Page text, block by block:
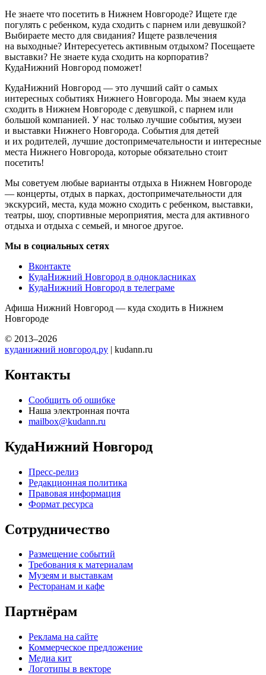
Не знаете что посетить в Нижнем Новгороде? Ищете где
погулять с ребенком, куда сходить с парнем или девушкой?
Выбираете место для свидания? Ищете развлечения
на выходные? Интересуетесь активным отдыхом? Посещаете
выставки? Не знаете куда сходить на корпоратив?
КудаНижний Новгород поможет!
КудаНижний Новгород — это лучший сайт о самых
интересных событиях Нижнего Новгорода. Мы знаем куда
сходить в Нижнем Новгороде с девушкой, с парнем или
большой компанией. У нас только лучшие события, музеи
и выставки Нижнего Новгорода. События для детей
и их родителей, лучшие достопримечательности и интересные
места Нижнего Новгорода, которые обязательно стоит
посетить!
Мы советуем любые варианты отдыха в Нижнем Новгороде
— концерты, отдых в парках, достопримечательности для
экскурсий, места, куда можно сходить с ребенком, выставки,
театры, шоу, спортивные мероприятия, места для активного
отдыха и отдыха с семьей, и многое другое.
Мы в социальных сетях
Вконтакте
КудаНижний Новгород в однокласниках
КудаНижний Новгород в телеграме
Афиша Нижний Новгород — куда сходить в Нижнем
Новгороде
© 2013–2026
куданижний новгород.ру | kudann.ru
Контакты
Сообщить об ошибке
Наша электронная почта
mailbox@kudann.ru
КудаНижний Новгород
Пресс-релиз
Редакционная политика
Правовая информация
Формат ресурса
Сотрудничество
Размещение событий
Требования к материалам
Музеям и выставкам
Ресторанам и кафе
Партнёрам
Реклама на сайте
Коммерческое предложение
Медиа кит
Логотипы в векторе